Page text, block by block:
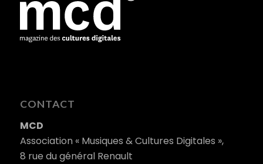
CONTACT
MCD
Association « Musiques & Cultures Digitales »,
8 rue du général Renault